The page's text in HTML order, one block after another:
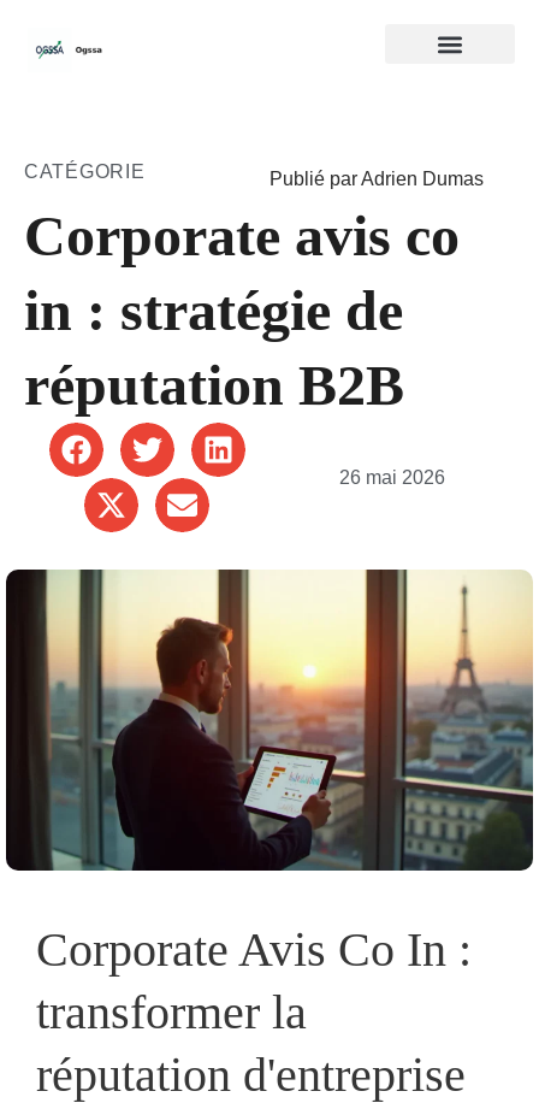
CATÉGORIE Publié par Adrien Dumas
Corporate avis co
in : stratégie de
réputation B2B
26 mai 2026
Corporate Avis Co In :
transformer la
réputation d'entreprise